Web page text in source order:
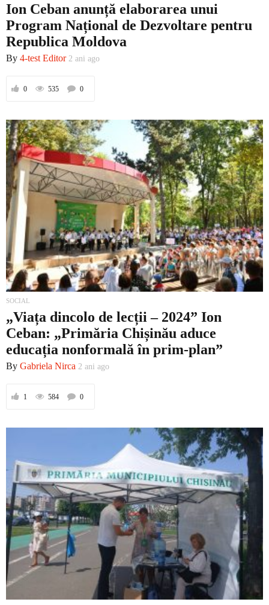
Ion Ceban anunță elaborarea unui
Program Național de Dezvoltare pentru
Republica Moldova
By 4-test Editor 2 ani ago
0 535 0
SOCIAL
„Viața dincolo de lecții – 2024” Ion
Ceban: „Primăria Chișinău aduce
educația nonformală în prim-plan”
By Gabriela Nirca 2 ani ago
1 584 0